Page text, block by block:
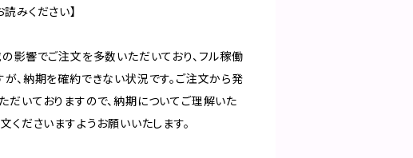
みください】
の影響でご注文を多数いただいており、フル稼働
が、納期を確約できない状況です。ご注文から発
だいておりますので、納期についてご理解いた
くださいますようお願いいたします。